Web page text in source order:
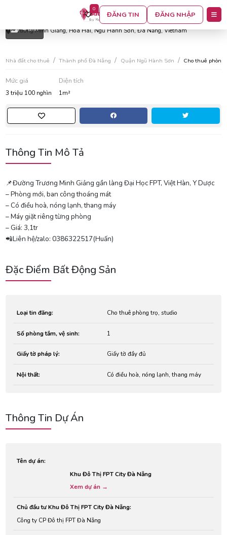
0
ĐĂNG TIN ĐĂNG NHẬP
Phòng trọ ở ngũ hành sơn
Trương Minh Giảng, Hoa Hai, Ngũ Hành Sơn, Đà Nẵng, Vietnam
4 ảnh
Nhà đất cho thuê Thành phố Đà Nẵng Quận Ngũ Hành Sơn Cho thuê
Mức giá
3 triệu 100 nghìn
Diện tích
1m²
Thông Tin Mô Tả
📌Đường Trương Minh Giảng gần làng Đại Học FPT, Việt Hàn, Y Dược
– Phòng mới, ban công thoáng mát
– Có điều hoà, nóng lạnh, thang máy
– Máy giặt riêng từng phòng
– Giá: 3,1tr
📲Liên hệ/zalo: 0386322517(Huấn)
Đặc Điểm Bất Động Sản
Loại tin đăng: Cho thuê phòng trọ, studio
Số phòng tắm, vệ sinh: 1
Giấy tờ pháp lý: Giấy tờ đầy đủ
Nội thất: Có điều hoà, nóng lạnh, thang máy
Thông Tin Dự Án
Tên dự án:
Khu Đô Thị FPT City Đà Nẵng
Xem dự án →
Chủ đầu tư Khu Đô Thị FPT City Đà Nẵng:
Công ty CP Đô thị FPT Đà Nẵng